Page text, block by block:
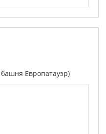
Европатауэр)